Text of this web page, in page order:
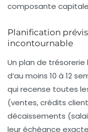
composante
Planification
incontournable
Un plan de trésorerie
d’au moins 10 à 12
qui recense toutes
(ventes, crédits
décaissements
leur échéance